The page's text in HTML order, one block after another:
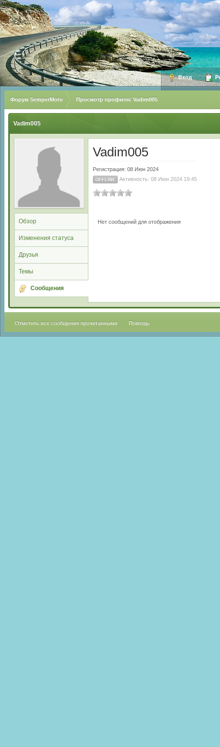
Вход
Форум SemperMoto Просмотр профиля: Vadim005
Vadim005
Обзор
Изменения статуса
Друзья
Темы
Сообщения
Vadim005
Регистрация: 08 Июн 2024
OFFLINE Активность: 08 Июн 2024 19:45
Нет сообщений для отображения
Отметить все сообщения прочитанными Помощь